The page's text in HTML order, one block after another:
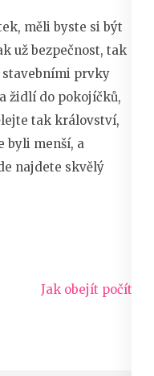
, měli byste si být
už bezpečnost, tak
prvky
židlí do pokojíčků,
tak království,
byli menší, a
najdete skvělý
Jak obejít počítač